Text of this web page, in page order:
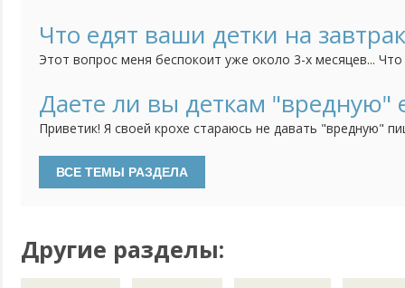
лопает все что даю в больших или нормальных порциях,
несколько вообще может ничего не есть. Накормить
Что едят ваши детки на
Этот вопрос меня беспокоит уже около 3-х месяцев...
молоке, ооочень редко может соизволить покушать, да
вообще не в какую, творог - тоже самое. Я понимаю, что
Даете ли вы деткам "вредную"
Приветик! Я своей крохе стараюсь не давать "вредную"
"добра" наесться))) А вот, моя подруга, у нее девочка на
ей в 6 мес. малину давала, в год ребенок спокойно ел лук
Другие разделы: